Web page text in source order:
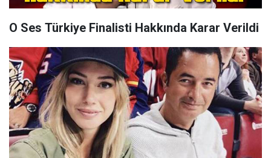
O Ses Türkiye Finalisti Hakkında Karar Verildi